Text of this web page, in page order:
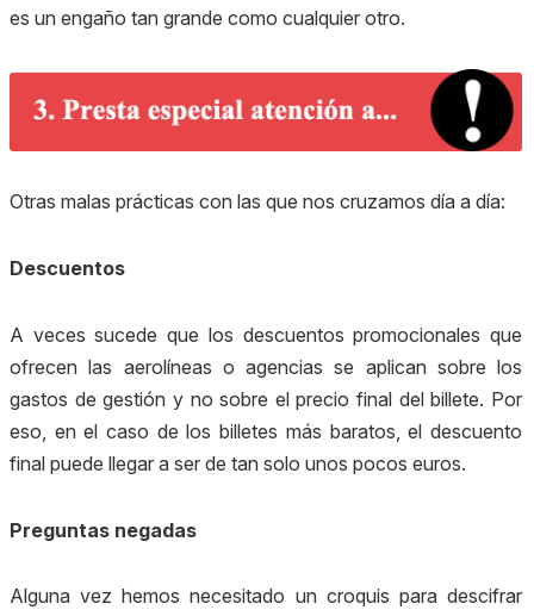
es un engaño tan grande como cualquier otro.
Otras malas prácticas con las que nos cruzamos día a día:
Descuentos
A veces sucede que los descuentos promocionales que
ofrecen las aerolíneas o agencias se aplican sobre los
gastos de gestión y no sobre el precio final del billete. Por
eso, en el caso de los billetes más baratos, el descuento
final puede llegar a ser de tan solo unos pocos euros.
Preguntas negadas
Alguna vez hemos necesitado un croquis para descifrar